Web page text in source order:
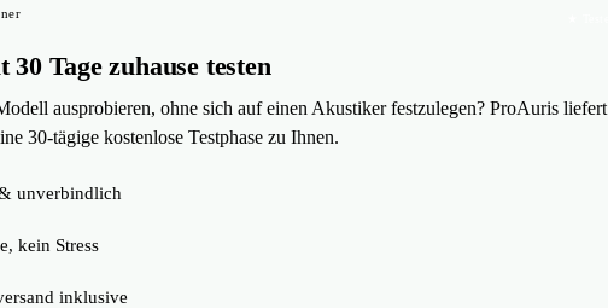
Tage zuhause testen
ausprobieren, ohne sich auf einen Akustiker festzulegen? ProAuris liefert
30-tägige kostenlose Testphase zu Ihnen.
unverbindlich
kein Stress
inklusive